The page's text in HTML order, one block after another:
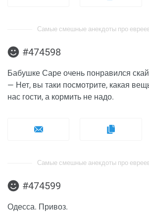
Самые смешные анекдоты про
#474598
Бабушке Саре очень понравился
— Нет, вы таки посмотрите, какая
нас гости, а кормить не надо.
Самые смешные анекдоты про
#474599
Одесса. Привоз.